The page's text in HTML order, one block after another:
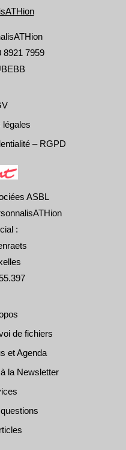
8921 7959
légales
– RGPD
ASBL
:
de fichiers
et Agenda
la Newsletter